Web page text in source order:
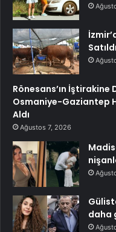
Satıldı
Rönesans’ın
Osmaniye-Gaziantep
Aldı
Ağustos 7, 2026
daha